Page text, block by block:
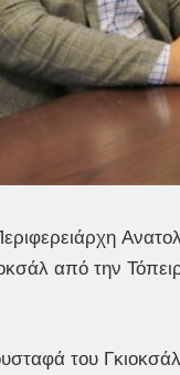
από την
του